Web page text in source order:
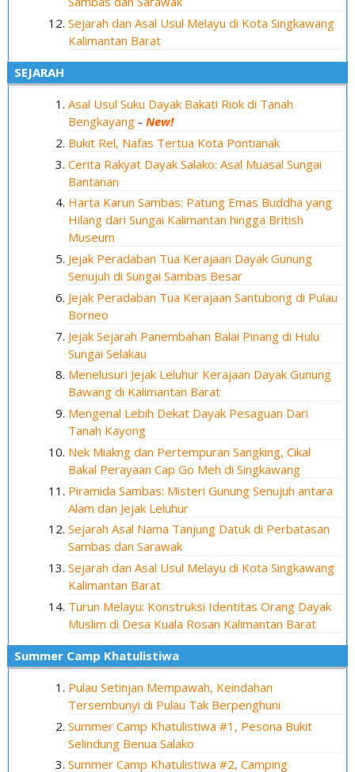
Sejarah dan Asal Usul Melayu di Kota Singkawang
Kalimantan Barat
SEJARAH
Asal Usul Suku Dayak Bakati Riok di Tanah
Bengkayang -New!
Bukit Rel, Nafas Tertua Kota Pontianak
Cerita Rakyat Dayak Salako: Asal Muasal Sungai
Bantanan
Harta Karun Sambas: Patung Emas Buddha yang
Hilang dari Sungai Kalimantan hingga British
Museum
Jejak Peradaban Tua Kerajaan Dayak Gunung
Senujuh di Sungai Sambas Besar
Jejak Peradaban Tua Kerajaan Santubong di Pulau
Borneo
Jejak Sejarah Panembahan Balai Pinang di Hulu
Sungai Selakau
Menelusuri Jejak Leluhur Kerajaan Dayak Gunung
Bawang di Kalimantan Barat
Mengenal Lebih Dekat Dayak Pesaguan Dari
Tanah Kayong
Nek Miakng dan Pertempuran Sangking, Cikal
Bakal Perayaan Cap Go Meh di Singkawang
Piramida Sambas: Misteri Gunung Senujuh antara
Alam dan Jejak Leluhur
Sejarah Asal Nama Tanjung Datuk di Perbatasan
Sambas dan Sarawak
Sejarah dan Asal Usul Melayu di Kota Singkawang
Kalimantan Barat
Turun Melayu: Konstruksi Identitas Orang Dayak
Muslim di Desa Kuala Rosan Kalimantan Barat
Summer Camp Khatulistiwa
Pulau Setinjan Mempawah, Keindahan
Tersembunyi di Pulau Tak Berpenghuni
Summer Camp Khatulistiwa #1, Pesona Bukit
Selindung Benua Salako
Summer Camp Khatulistiwa #2, Camping